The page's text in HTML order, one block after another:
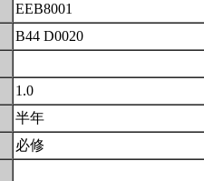
EEB8001
B44 D0020
1.0
半年
必修